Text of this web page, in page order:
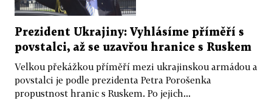
Prezident Ukrajiny: Vyhlásíme příměří s
povstalci, až se uzavřou hranice s Ruskem
Velkou překážkou příměří mezi ukrajinskou armádou a
povstalci je podle prezidenta Petra Porošenka
propustnost hranic s Ruskem. Po jejich...